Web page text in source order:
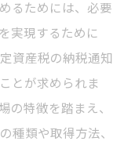
るためには、必要
実現するために
資産税の納税通知
とが求められま
の特徴を踏まえ、
種類や取得方法、